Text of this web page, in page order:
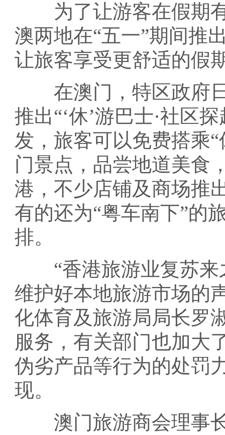
为了让游客在假期有
澳两地在“五一”期间推
让旅客享受更舒适的假
在澳门，特区政府日
推出“‘休’游巴士·社区
发，旅客可以免费搭乘
门景点，品尝地道美食
港，不少店铺及商场推
有的还为“粤车南下”的
排。
“香港旅游业复苏来
维护好本地旅游市场的
化体育及旅游局局长罗
服务，有关部门也加大
伪劣产品等行为的处罚
现。
澳门旅游商会理事长